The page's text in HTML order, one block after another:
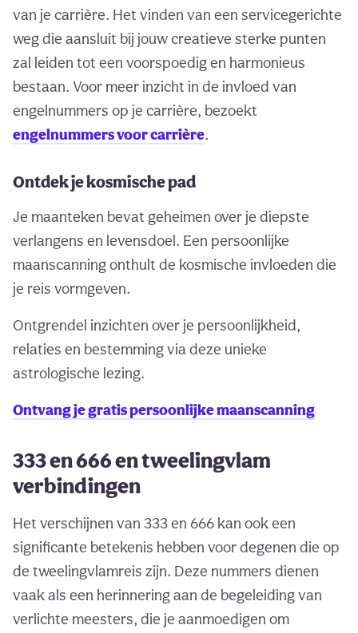
van je carrière. Het vinden van een servicegerichte
weg die aansluit bij jouw creatieve sterke punten
zal leiden tot een voorspoedig en harmonieus
bestaan. Voor meer inzicht in de invloed van
engelnummers op je carrière, bezoekt
engelnummers voor carrière.
Ontdek je kosmische pad
Je maanteken bevat geheimen over je diepste
verlangens en levensdoel. Een persoonlijke
maanscanning onthult de kosmische invloeden die
je reis vormgeven.
Ontgrendel inzichten over je persoonlijkheid,
relaties en bestemming via deze unieke
astrologische lezing.
Ontvang je gratis persoonlijke maanscanning
333 en 666 en tweelingvlam
verbindingen
Het verschijnen van 333 en 666 kan ook een
significante betekenis hebben voor degenen die op
de tweelingvlamreis zijn. Deze nummers dienen
vaak als een herinnering aan de begeleiding van
verlichte meesters, die je aanmoedigen om